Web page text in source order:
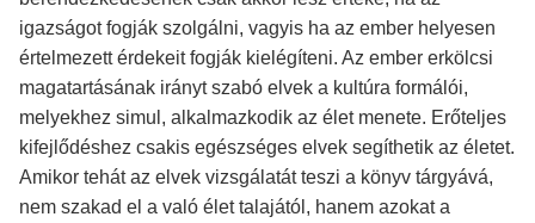
igazságot fogják szolgálni, vagyis ha az ember helyesen
értelmezett érdekeit fogják kielégíteni. Az ember erkölcsi
magatartásának irányt szabó elvek a kultúra formálói,
melyekhez simul, alkalmazkodik az élet menete. Erőteljes
kifejlődéshez csakis egészséges elvek segíthetik az életet.
Amikor tehát az elvek vizsgálatát teszi a könyv tárgyává,
nem szakad el a való élet talajától, hanem azokat a